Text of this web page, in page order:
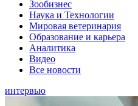
Зообизнес
Наука и Технологии
Мировая ветеринария
Образование и карьера
Аналитика
Видео
Все новости
интервью